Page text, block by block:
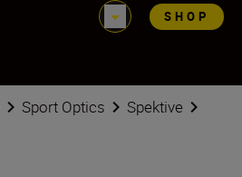
SHOP
Sport Optics
Spektive